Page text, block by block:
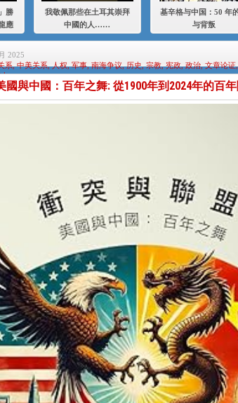
勝
應
我敬佩那些在土耳其崇拜
中國的人……
基辛格与中国：50 年
与背叛
2025
系,中美关系,人权,军事,南海争议,历史,宗教,宪政,政治,文章论证
國與中國：百年之舞: 從1900年到2024年的百